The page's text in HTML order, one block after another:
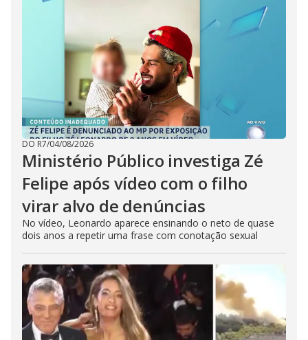
DO R7/04/08/2026
Ministério Público investiga Zé
Felipe após vídeo com o filho
virar alvo de denúncias
No vídeo, Leonardo aparece ensinando o neto de quase
dois anos a repetir uma frase com conotação sexual